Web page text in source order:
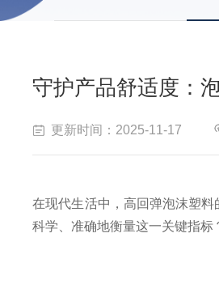
守护产品舒适度：
更新时间：2025-11-17
在现代生活中，高回弹泡沫塑
科学、准确地衡量这一关键指